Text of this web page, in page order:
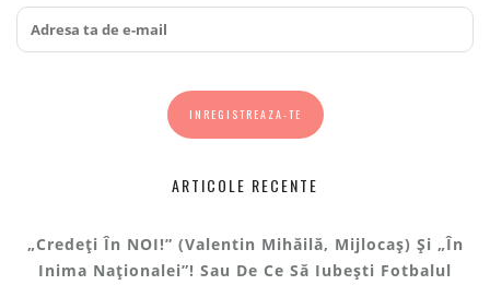
ARTICOLE RECENTE
„Credeți În NOI!” (Valentin Mihăilă, Mijlocaș) Și „În
Inima Naționalei”! Sau De Ce Să Iubești Fotbalul